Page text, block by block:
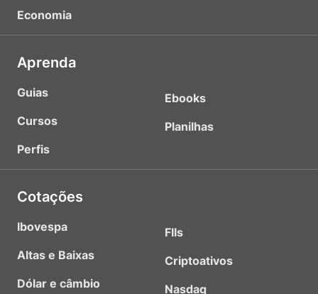
Economia
Aprenda
Guias
Cursos
Perfis
Ebooks
Planilhas
Cotações
Ibovespa
Altas e Baixas
Dólar e câmbio
FIIs
Criptoativos
Nasdaq